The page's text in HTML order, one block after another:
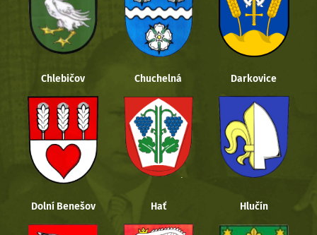
Chlebičov Chuchelná Darkovice
Dolní Benešov Hať Hlučín